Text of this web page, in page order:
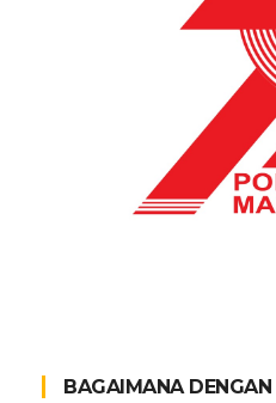
BAGAIMANA